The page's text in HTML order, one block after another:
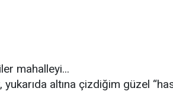
mahalleyi...
altına çizdiğim güzel